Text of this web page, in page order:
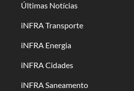
Últimas Notícias
iNFRA Transporte
iNFRA Energia
iNFRA Cidades
iNFRA Saneamento